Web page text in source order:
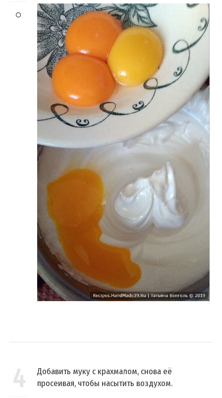
4
Добавить муку с крахмалом, снова её
просеивая, чтобы насытить воздухом.